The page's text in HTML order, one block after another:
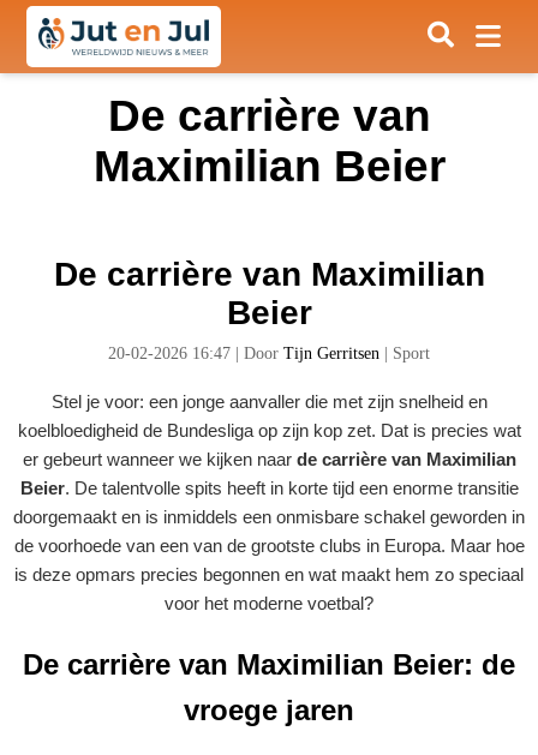
De carrière van
Maximilian Beier
De carrière van Maximilian
Beier
20-02-2026 16:47 | Door Tijn Gerritsen | Sport
Stel je voor: een jonge aanvaller die met zijn snelheid en
koelbloedigheid de Bundesliga op zijn kop zet. Dat is precies wat
er gebeurt wanneer we kijken naar de carrière van Maximilian
Beier. De talentvolle spits heeft in korte tijd een enorme transitie
doorgemaakt en is inmiddels een onmisbare schakel geworden in
de voorhoede van een van de grootste clubs in Europa. Maar hoe
is deze opmars precies begonnen en wat maakt hem zo speciaal
voor het moderne voetbal?
De carrière van Maximilian Beier: de
vroege jaren